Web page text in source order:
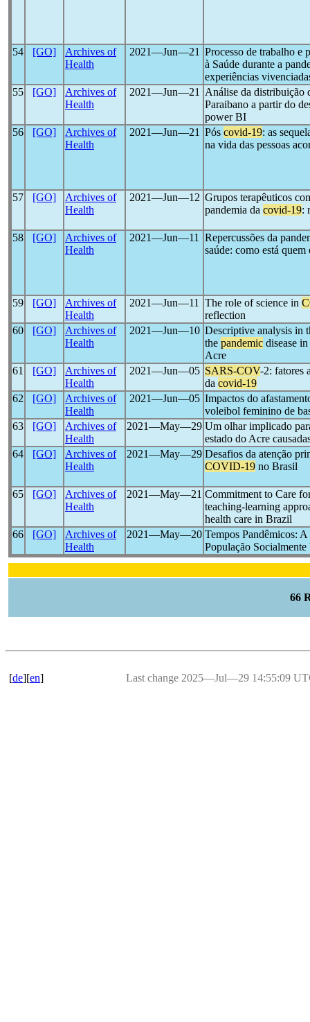
54 [GO]
Archives of
Health
2021―Jun―21 Processo de trabalho e
à Saúde durante a
experiências
55
[GO]
Archives of
Health
2021―Jun―21
Análise da distribuição
Paraibano a partir do
power BI
56
[GO]
Archives of
Health
2021―Jun―21 Pós covid-19: as
na vida das pessoas
57 [GO]
Archives of
Health
2021―Jun―12 Grupos terapêuticos
pandemia da covid-19:
58 [GO]
Archives of
Health
2021―Jun―11
Repercussões da
saúde: como está
59 [GO]
Archives of
Health
2021―Jun―11 The role of science in
reflection
60
[GO]
Archives of
Health
2021―Jun―10 Descriptive analysis in
the pandemic disease
Acre
61
[GO]
Archives of
Health
2021―Jun―05 SARS-COV-2: fatores
da covid-19
62
[GO]
Archives of
Health
2021―Jun―05 Impactos do
voleibol feminino de
63
[GO]
Archives of
Health
2021―May―29 Um olhar implicado
estado do Acre
64
[GO]
Archives of
Health
2021―May―29 Desafios da atenção
COVID-19 no Brasil
65 [GO]
Archives of
Health
2021―May―21 Commitment to Care
teaching-learning
health care in Brazil
66
[GO]
Archives of
Health
2021―May―20 Tempos Pandêmicos: A
População
66
[de][en] Last change 2025―Jul―29 14:55:09